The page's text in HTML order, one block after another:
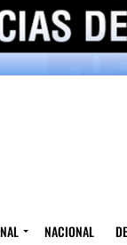
NACIONAL